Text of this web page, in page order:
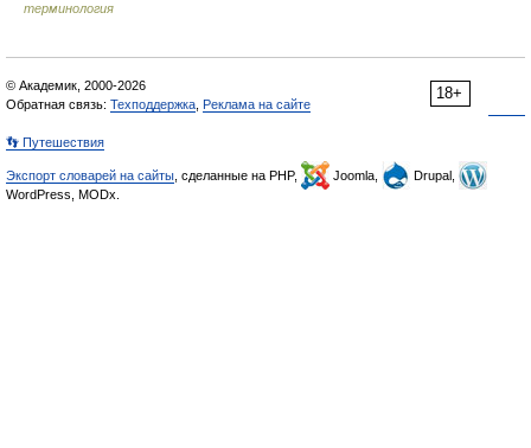
терминология
18+
© Академик, 2000-2026
Обратная связь: Техподдержка Реклама на сайте
👣 Путешествия
Экспорт словарей на сайты , сделанные на PHP, Joomla,
Drupal,
WordPress, MODx.